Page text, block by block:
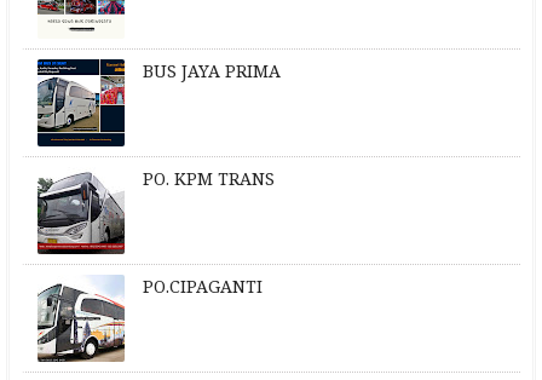
BUS JAYA PRIMA
PO. KPM TRANS
PO.CIPAGANTI